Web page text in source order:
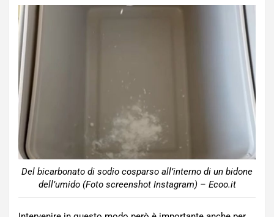
Del bicarbonato di sodio cosparso all’interno di un bidone
dell’umido (Foto screenshot Instagram) – Ecoo.it